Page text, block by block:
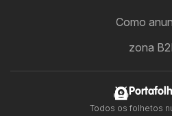
Como
zona
Todos os folhetos